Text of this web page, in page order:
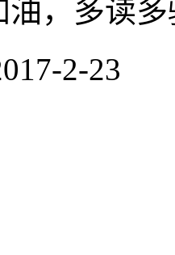
油，多读
2-23